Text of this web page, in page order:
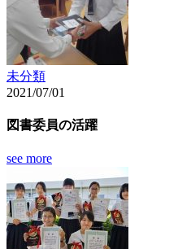
未分類
2021/07/01
図書委員の活躍
see more